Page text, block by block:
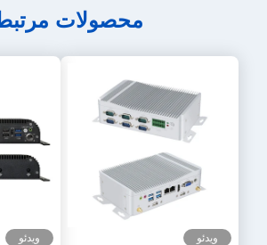
محصولات مرتبط
ویدئو ویدئو